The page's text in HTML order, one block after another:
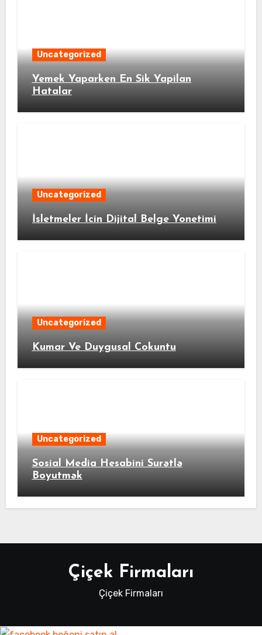
Uncategorized
Yemek Yaparken En Sik Yapilan
Hatalar
Uncategorized
İsletmeler İcin Dijital Belge Yonetimi
Uncategorized
Kumar Ve Duygusal Cokuntu
Uncategorized
Sosial Media Hesabini Surətlə
Boyutmək
Çiçek Firmaları
Çiçek Firmaları